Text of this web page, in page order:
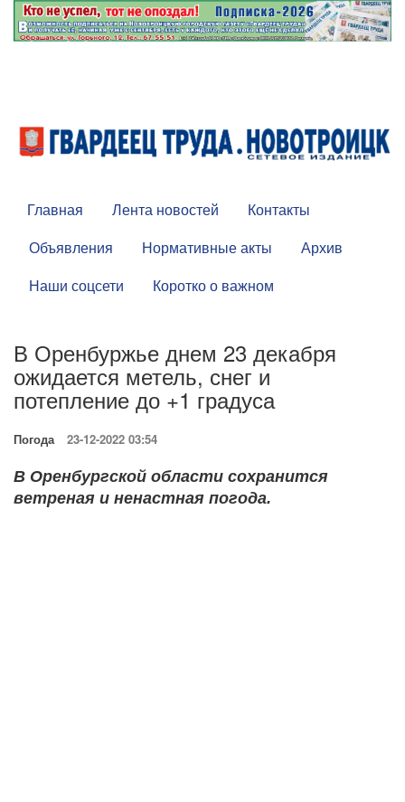
Главная Лента новостей
Контакты
Объявления
Нормативные акты
Архив
Наши соцсети
Коротко о важном
В Оренбуржье днем 23 декабря
ожидается метель, снег и
потепление до +1 градуса
Погода 23-12-2022 03:54
В Оренбургской области сохранится
ветреная и ненастная погода.